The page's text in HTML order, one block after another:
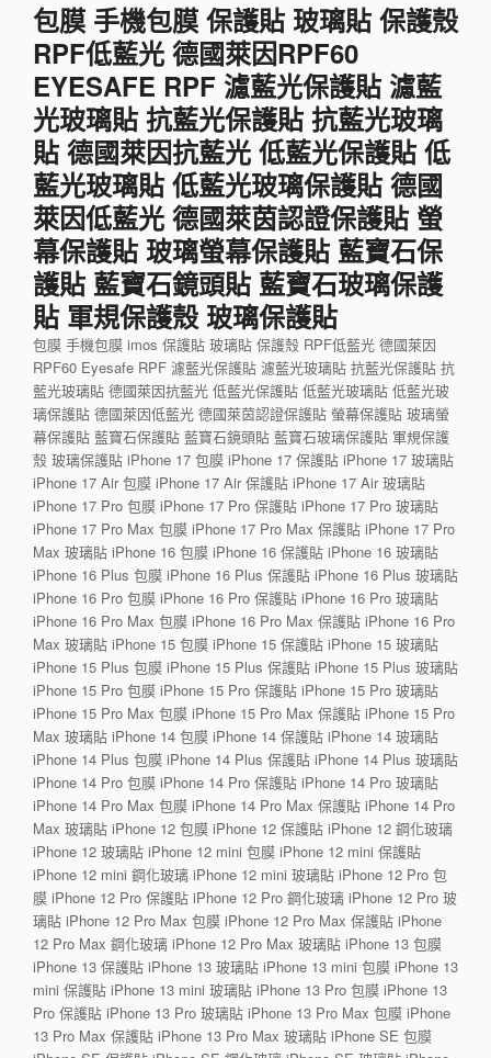
包膜 手機包膜 保護貼 玻璃貼 保護殼
RPF低藍光 德國萊因RPF60
EYESAFE RPF 濾藍光保護貼 濾藍
光玻璃貼 抗藍光保護貼 抗藍光玻璃
貼 德國萊因抗藍光 低藍光保護貼 低
藍光玻璃貼 低藍光玻璃保護貼 德國
萊因低藍光 德國萊茵認證保護貼 螢
幕保護貼 玻璃螢幕保護貼 藍寶石保
護貼 藍寶石鏡頭貼 藍寶石玻璃保護
貼 軍規保護殼 玻璃保護貼
包膜 手機包膜 imos 保護貼 玻璃貼 保護殼 RPF低藍光 德國萊因
RPF60 Eyesafe RPF 濾藍光保護貼 濾藍光玻璃貼 抗藍光保護貼 抗
藍光玻璃貼 德國萊因抗藍光 低藍光保護貼 低藍光玻璃貼 低藍光玻
璃保護貼 德國萊因低藍光 德國萊茵認證保護貼 螢幕保護貼 玻璃螢
幕保護貼 藍寶石保護貼 藍寶石鏡頭貼 藍寶石玻璃保護貼 軍規保護
殼 玻璃保護貼 iPhone 17 包膜 iPhone 17 保護貼 iPhone 17 玻璃貼
iPhone 17 Air 包膜 iPhone 17 Air 保護貼 iPhone 17 Air 玻璃貼
iPhone 17 Pro 包膜 iPhone 17 Pro 保護貼 iPhone 17 Pro 玻璃貼
iPhone 17 Pro Max 包膜 iPhone 17 Pro Max 保護貼 iPhone 17 Pro
Max 玻璃貼 iPhone 16 包膜 iPhone 16 保護貼 iPhone 16 玻璃貼
iPhone 16 Plus 包膜 iPhone 16 Plus 保護貼 iPhone 16 Plus 玻璃貼
iPhone 16 Pro 包膜 iPhone 16 Pro 保護貼 iPhone 16 Pro 玻璃貼
iPhone 16 Pro Max 包膜 iPhone 16 Pro Max 保護貼 iPhone 16 Pro
Max 玻璃貼 iPhone 15 包膜 iPhone 15 保護貼 iPhone 15 玻璃貼
iPhone 15 Plus 包膜 iPhone 15 Plus 保護貼 iPhone 15 Plus 玻璃貼
iPhone 15 Pro 包膜 iPhone 15 Pro 保護貼 iPhone 15 Pro 玻璃貼
iPhone 15 Pro Max 包膜 iPhone 15 Pro Max 保護貼 iPhone 15 Pro
Max 玻璃貼 iPhone 14 包膜 iPhone 14 保護貼 iPhone 14 玻璃貼
iPhone 14 Plus 包膜 iPhone 14 Plus 保護貼 iPhone 14 Plus 玻璃貼
iPhone 14 Pro 包膜 iPhone 14 Pro 保護貼 iPhone 14 Pro 玻璃貼
iPhone 14 Pro Max 包膜 iPhone 14 Pro Max 保護貼 iPhone 14 Pro
Max 玻璃貼 iPhone 12 包膜 iPhone 12 保護貼 iPhone 12 鋼化玻璃
iPhone 12 玻璃貼 iPhone 12 mini 包膜 iPhone 12 mini 保護貼
iPhone 12 mini 鋼化玻璃 iPhone 12 mini 玻璃貼 iPhone 12 Pro 包
膜 iPhone 12 Pro 保護貼 iPhone 12 Pro 鋼化玻璃 iPhone 12 Pro 玻
璃貼 iPhone 12 Pro Max 包膜 iPhone 12 Pro Max 保護貼 iPhone
12 Pro Max 鋼化玻璃 iPhone 12 Pro Max 玻璃貼 iPhone 13 包膜
iPhone 13 保護貼 iPhone 13 玻璃貼 iPhone 13 mini 包膜 iPhone 13
mini 保護貼 iPhone 13 mini 玻璃貼 iPhone 13 Pro 包膜 iPhone 13
Pro 保護貼 iPhone 13 Pro 玻璃貼 iPhone 13 Pro Max 包膜 iPhone
13 Pro Max 保護貼 iPhone 13 Pro Max 玻璃貼 iPhone SE 包膜